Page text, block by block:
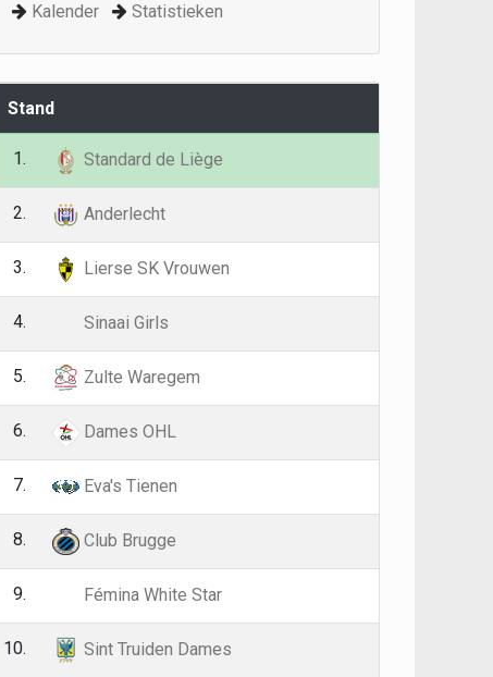
Kalender Statistieken
Stand
1. Standard de Liège
2. Anderlecht
3. Lierse SK Vrouwen
4. Sinaai Girls
5. Zulte Waregem
6. Dames OHL
7. Eva's Tienen
8. Club Brugge
9. Fémina White Star
10. Sint Truiden Dames